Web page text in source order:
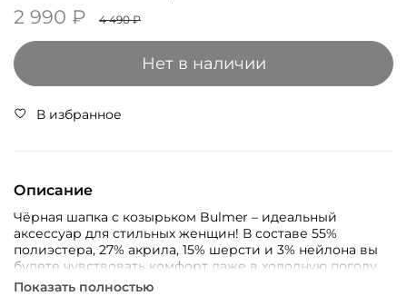
2 990 ₽
4 490 ₽
Нет в наличии
В избранное
Описание
Чёрная шапка с козырьком Bulmer – идеальный
аксессуар для стильных женщин! В составе 55%
полиэстера, 27% акрила, 15% шерсти и 3% нейлона вы
будете чувствовать комфорт даже в холодную погоду.
Стильный козырек защитит от ветра и добавит образу
Показать полностью